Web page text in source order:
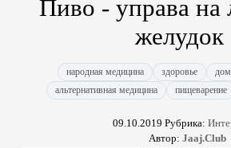
Пиво - управа на
желудок
народная медицина здоровье
альтернативная медицина
пищеварение
09.10.2019 Рубрика:
Автор: Jaaj.Club